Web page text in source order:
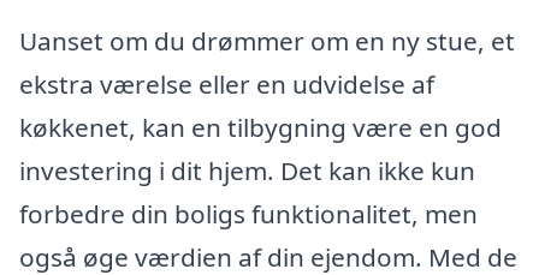
Uanset om du drømmer om en ny stue, et
ekstra værelse eller en udvidelse af
køkkenet, kan en tilbygning være en god
investering i dit hjem. Det kan ikke kun
forbedre din boligs funktionalitet, men
også øge værdien af din ejendom. Med de